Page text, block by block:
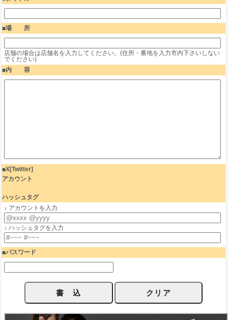
場 所
店舗の場合は店舗名を入力してください。(住所・番地を入力市内下さいしない
でください)
内 容
X[Twitter]
アカウント
ハッシュタグ
↓ アカウントを入力
↓ ハッシュタグを入力
パスワード